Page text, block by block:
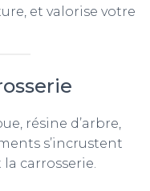
et valorise votre
résine d’arbre,
s’incrustent
carrosserie.